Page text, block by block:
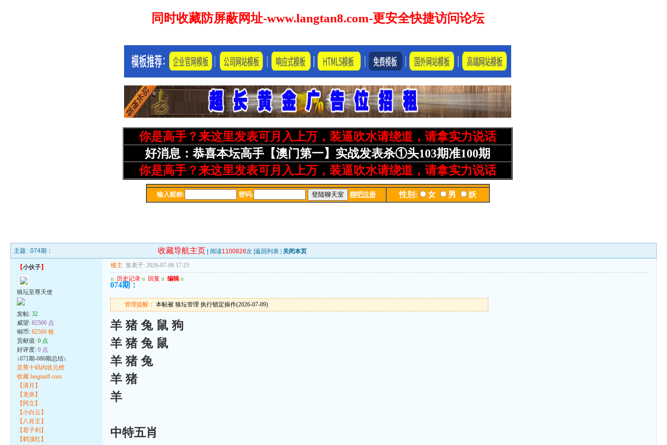
主题 :074期： 收藏导航主页 | 阅读1100828次 |返回列表 关闭本页
【小伙子】
狼坛至尊天使
发帖:32
威望:82500 点
铜币:82500 枚
贡献值:0 点
好评度:0 点
↓071期-080期总结↓
至尊十码内状元榜
收藏:langtan8.com
【清月】
【龙炎】
【阿立】
【小白云】
【八肖王】
【君子剑】
【鹤顶红】
楼主 发表于: 2026-07-08 17:25
u 历史记录 u 回复 u 编辑 u
074期：
管理提醒：本帖被 狼坛管理 执行锁定操作(2026-07-09)
羊 猪 兔 鼠 狗
羊 猪 兔 鼠
羊 猪 兔
羊 猪
羊
中特五肖